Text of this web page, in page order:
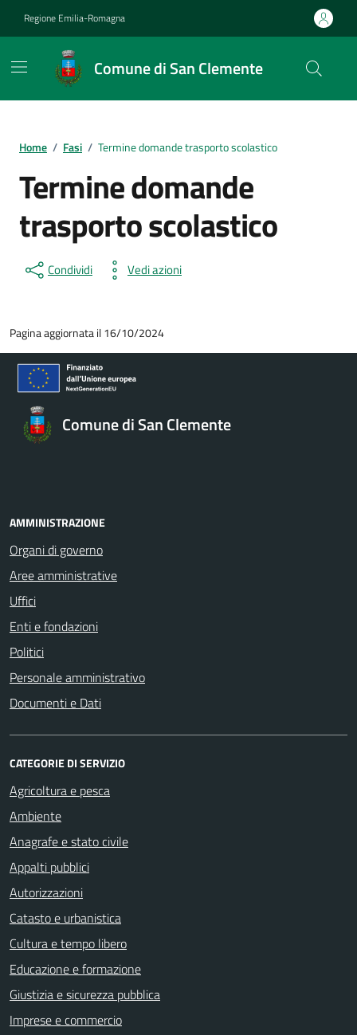
Regione Emilia-Romagna
Comune di San Clemente
Home / Fasi / Termine domande trasporto scolastico
Termine domande
trasporto scolastico
Condividi Vedi azioni
Pagina aggiornata il 16/10/2024
Comune di San Clemente
AMMINISTRAZIONE
Organi di governo
Aree amministrative
Uffici
Enti e fondazioni
Politici
Personale amministrativo
Documenti e Dati
CATEGORIE DI SERVIZIO
Agricoltura e pesca
Ambiente
Anagrafe e stato civile
Appalti pubblici
Autorizzazioni
Catasto e urbanistica
Cultura e tempo libero
Educazione e formazione
Giustizia e sicurezza pubblica
Imprese e commercio